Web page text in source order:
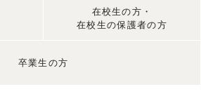
在校生の方・
在校生の保護者の方
卒業生の方